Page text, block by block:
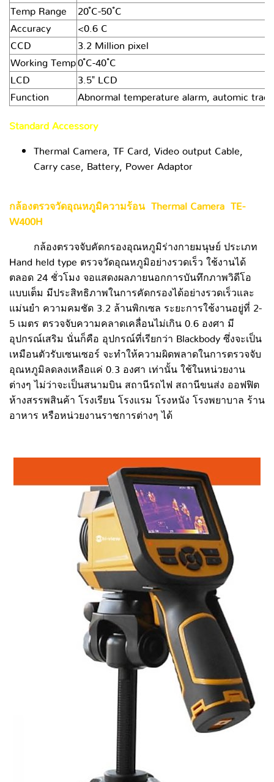
Temp Range
20 ํC-50 ํC
Accuracy
<0.6 C
CCD
3.2 Million pixel
Working Temp0 ํC-40 ํC
LCD
3.5" LCD
Function
Abnormal temperature alarm, automic
Standard Accessory
Thermal Camera, TF Card, Video output Cable,
Carry case, Battery, Power Adaptor
กล้องตรวจวัดอุณหภูมิความร้อน Thermal Camera TE-
W400H
กล้องตรวจจับคัดกรองอุณหภูมิร่างกายมนุษย์ ประเภท
Hand held type ตรวจวัดอุณหภูมิอย่างรวดเร็ว ใช้งานได้
ตลอด 24 ชั่วโมง จอแสดงผลภายนอกการบันทึกภาพวิดีโอ
แบบเต็ม มีประสิทธิภาพในการคัดกรองได้อย่างรวดเร็วและ
แม่นยำ ความคมชัด 3.2 ล้านพิกเซล ระยะการใช้งานอยู่ที่ 2-
5 เมตร ตรวจจับความคลาดเคลื่อนไม่เกิน 0.6 องศา มี
อุปกรณ์เสริม นั่นก็คือ อุปกรณ์ที่เรียกว่า Blackbody ซึ่งจะเป็น
เหมือนตัวรับเซนเซอร์ จะทำให้ความผิดพลาดในการตรวจจับ
อุณหภูมิลดลงเหลือแค่ 0.3 องศา เท่านั้น ใช้ในหน่วยงาน
ต่างๆ ไม่ว่าจะเป็นสนามบิน สถานีรถไฟ สถานีขนส่ง ออฟฟิต
ห้างสรรพสินค้า โรงเรียน โรงแรม โรงหนัง โรงพยาบาล ร้าน
อาหาร หรือหน่วยงานราชการต่างๆ ได้